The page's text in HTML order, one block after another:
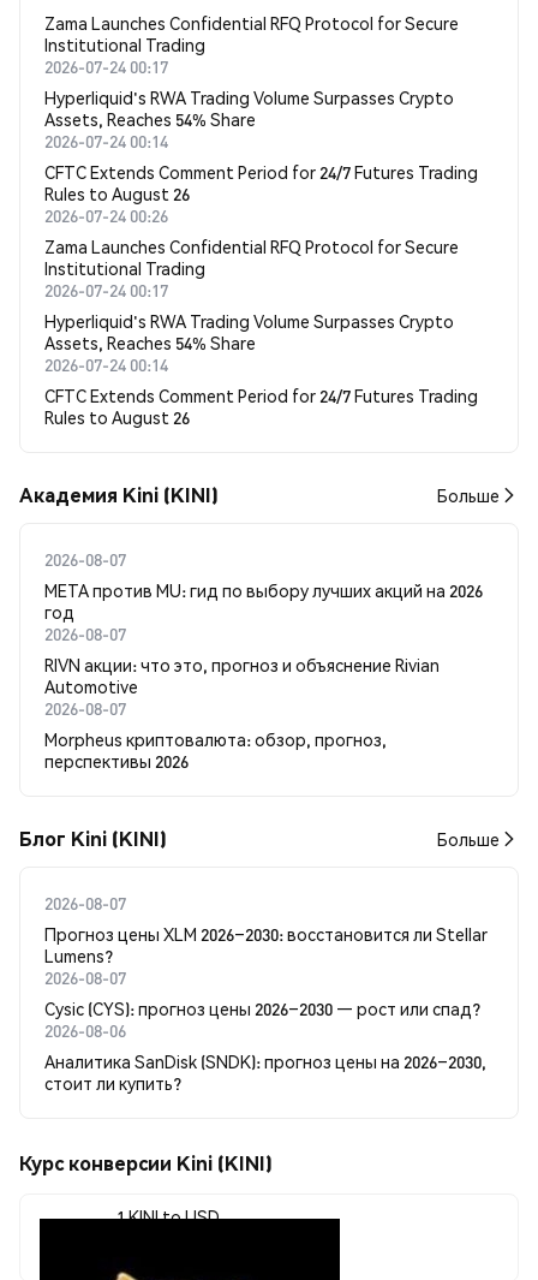
Zama Launches Confidential RFQ Protocol for Secure
Institutional Trading
2026-07-24 00:17
Hyperliquid's RWA Trading Volume Surpasses Crypto
Assets, Reaches 54% Share
2026-07-24 00:14
CFTC Extends Comment Period for 24/7 Futures Trading
Rules to August 26
2026-07-24 00:26
Zama Launches Confidential RFQ Protocol for Secure
Institutional Trading
2026-07-24 00:17
Hyperliquid's RWA Trading Volume Surpasses Crypto
Assets, Reaches 54% Share
2026-07-24 00:14
CFTC Extends Comment Period for 24/7 Futures Trading
Rules to August 26
Академия Kini (KINI) Больше
2026-08-07
META против MU: гид по выбору лучших акций на 2026
год
2026-08-07
RIVN акции: что это, прогноз и объяснение Rivian
Automotive
2026-08-07
Morpheus криптовалюта: обзор, прогноз,
перспективы 2026
Блог Kini (KINI) Больше
2026-08-07
Прогноз цены XLM 2026–2030: восстановится ли Stellar
Lumens?
2026-08-07
Cysic (CYS): прогноз цены 2026–2030 — рост или спад?
2026-08-06
Аналитика SanDisk (SNDK): прогноз цены на 2026–2030,
стоит ли купить?
Курс конверсии Kini (KINI)
1 KINI to USD